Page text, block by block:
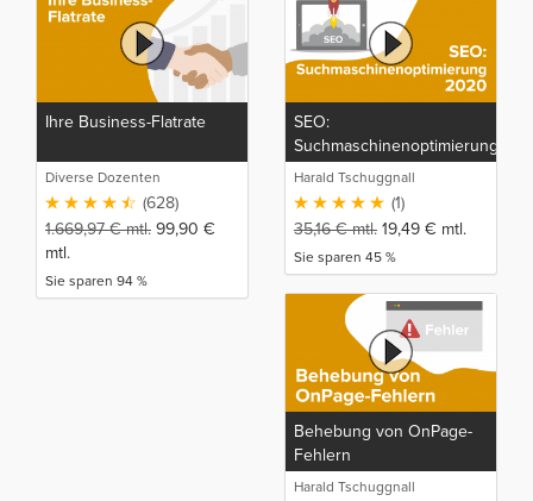
Ihre Business-Flatrate
Diverse Dozenten
(628)
1.669,97€mtl. 99,90 €
mtl.
Sie sparen 94 %
SEO:
Suchmaschinenoptimierung
2020
Harald Tschuggnall
(1)
35,16€mtl. 19,49 € mtl.
Sie sparen 45 %
Behebung von OnPage-
Fehlern
Harald Tschuggnall